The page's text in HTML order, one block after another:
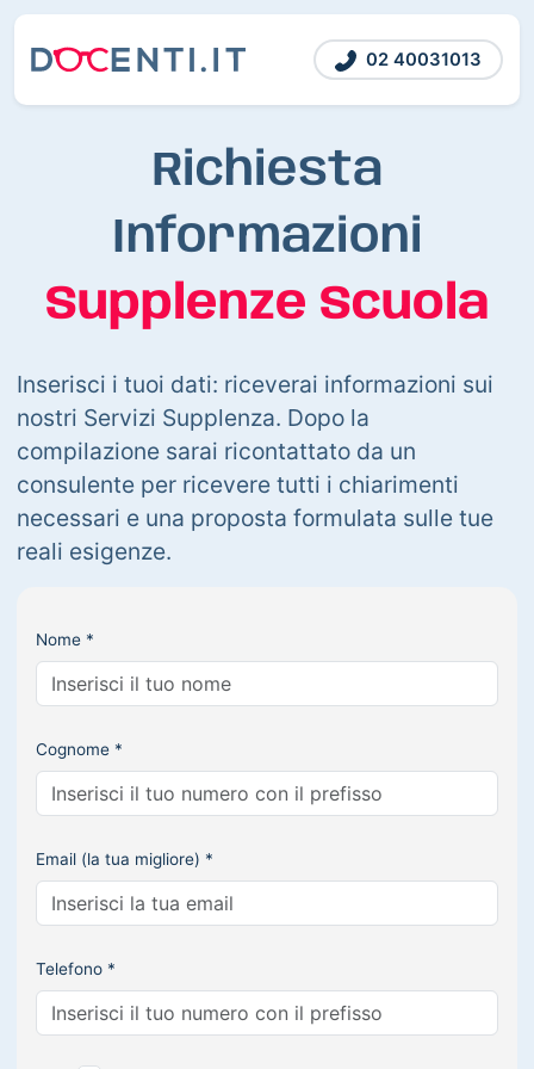
02 40031013
Richiesta
Informazioni
Supplenze Scuola
Inserisci i tuoi dati: riceverai informazioni sui
nostri Servizi Supplenza. Dopo la
compilazione sarai ricontattato da un
consulente per ricevere tutti i chiarimenti
necessari e una proposta formulata sulle tue
reali esigenze.
Nome *
Cognome *
Email (la tua migliore) *
Telefono *